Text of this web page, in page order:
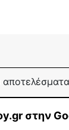
στην